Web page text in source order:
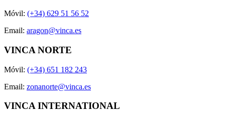
Móvil: (+34) 629 51 56 52
Email: aragon@vinca.es
VINCA NORTE
Móvil: (+34) 651 182 243
Email: zonanorte@vinca.es
VINCA INTERNATIONAL